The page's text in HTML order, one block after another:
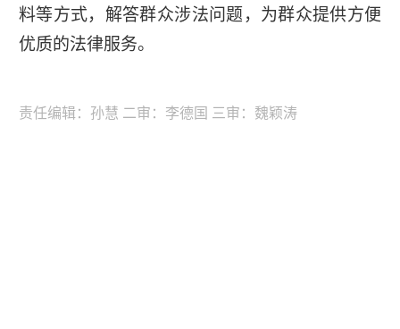
料等方式，解答群众涉法问题，为群众提供方便
优质的法律服务。
责任编辑：孙慧 二审：李德国 三审：魏颖涛